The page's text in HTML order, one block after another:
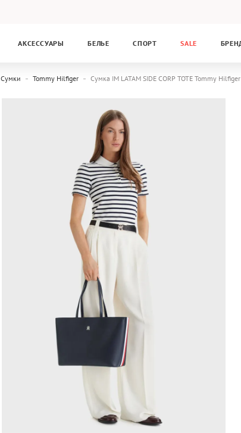
АКСЕССУАРЫ БЕЛЬЕ СПОРТ SALE
Сумки Tommy Hilfiger Сумка IM LATAM SIDE CORP TOTE Tommy